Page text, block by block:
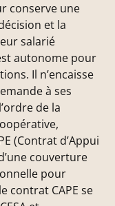
conserve une
et la
salarié
autonome pour
Il n’encaisse
à ses
de la
(Contrat d’Appui
couverture
pour
contrat CAPE se